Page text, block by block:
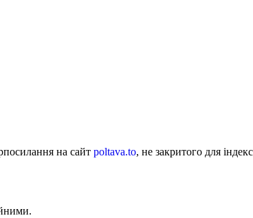
на сайт poltava.to, не закритого для